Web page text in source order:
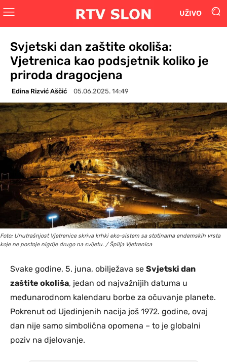
UŽIVO
Svjetski dan zaštite okoliša:
Vjetrenica kao podsjetnik koliko je
priroda dragocjena
Edina Rizvić Aščić 05.06.2025. 14:49
Foto: Unutrašnjost Vjetrenice skriva krhki eko-sistem sa stotinama endemskih vrsta
koje ne postoje nigdje drugo na svijetu. / Špilja Vjetrenica
Svake godine, 5. juna, obilježava se Svjetski dan
zaštite okoliša, jedan od najvažnijih datuma u
međunarodnom kalendaru borbe za očuvanje planete.
Pokrenut od Ujedinjenih nacija još 1972. godine, ovaj
dan nije samo simbolična opomena – to je globalni
poziv na djelovanje.